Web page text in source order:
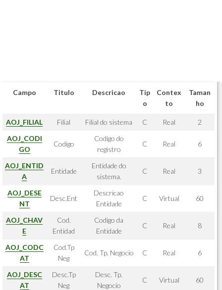
Campo Titulo Descricao
Tip
o
Contex
to
Taman
ho
AOJ_FILIAL Filial Filial do sistema C Real
2
AOJ_CODI
GO
Codigo
Codigo do
registro
C Real 6
AOJ_ENTID
A
Entidade
Entidade do
sistema.
C Real 3
AOJ_DESE
NT
Desc.Ent
Descricao
Entidade
C Virtual 60
AOJ_CHAV
E
Cod.
Entidad
Codigo da
Entidade
C Real 8
AOJ_CODC
AT
Cod.Tp
Neg
Cod. Tp. Negocio C Real 6
AOJ_DESC
AT
Desc.Tp
Neg
Desc. Tp.
Negocio
C Virtual 60